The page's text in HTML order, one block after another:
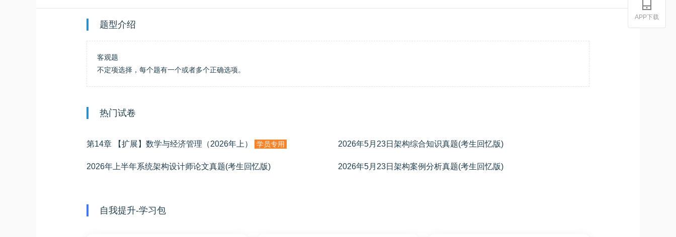
题型介绍
客观题
不定项选择，每个题有一个或者多个正确选项。
热门试卷
第14章 【扩展】数学与经济管理（2026年上） 学员专用 2026年5月23日架构综合知识真题(考生回忆版)
2026年上半年系统架构设计师论文真题(考生回忆版) 2026年5月23日架构案例分析真题(考生回忆版)
自我提升-学习包
APP下载